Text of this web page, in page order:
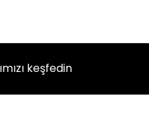
keşfedin